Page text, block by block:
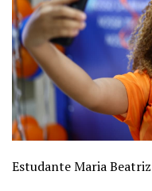
Estudante Maria